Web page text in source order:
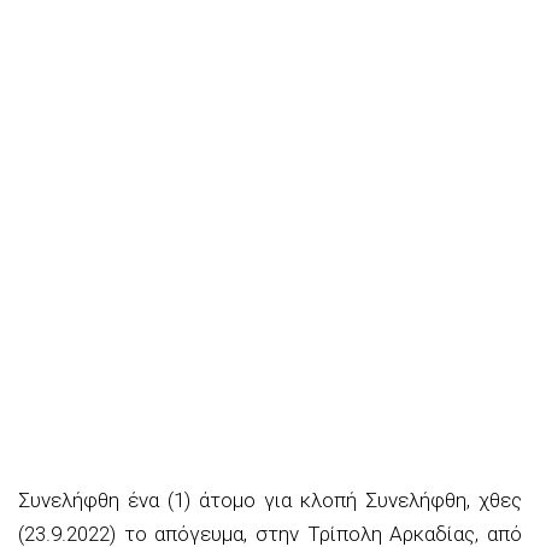
Συνελήφθη ένα (1) άτομο για κλοπή Συνελήφθη, χθες
(23.9.2022) το απόγευμα, στην Τρίπολη Αρκαδίας, από